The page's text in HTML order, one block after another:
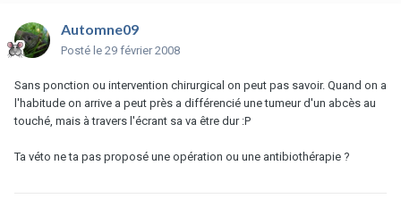
Automne09
Posté le 29 février 2008
Sans ponction ou intervention chirurgical on peut pas savoir. Quand on a
l'habitude on arrive a peut près a différencié une tumeur d'un abcès au
touché, mais à travers l'écrant sa va être dur :P
Ta véto ne ta pas proposé une opération ou une antibiothérapie ?